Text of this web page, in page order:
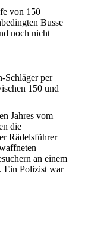
von 150
Busse
noch nicht
Schläger per
150 und
Jahres vom
die
Rädelsführer
an einem
Ein Polizist war